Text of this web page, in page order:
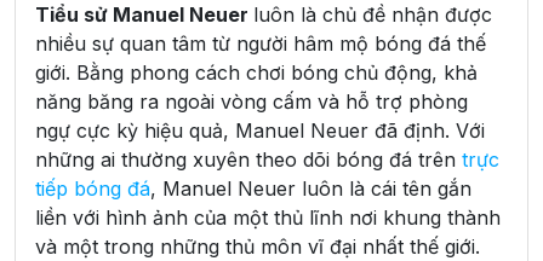
Tiểu sử Manuel Neuer luôn là chủ đề nhận được
nhiều sự quan tâm từ người hâm mộ bóng đá thế
giới. Bằng phong cách chơi bóng chủ động, khả
năng băng ra ngoài vòng cấm và hỗ trợ phòng
ngự cực kỳ hiệu quả, Manuel Neuer đã định. Với
những ai thường xuyên theo dõi bóng đá trên trực
tiếp bóng đá, Manuel Neuer luôn là cái tên gắn
liền với hình ảnh của một thủ lĩnh nơi khung thành
và một trong những thủ môn vĩ đại nhất thế giới.